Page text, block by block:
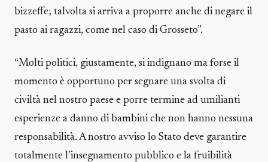
bizzeffe; talvolta si arriva a proporre anche di negare il
pasto ai ragazzi, come nel caso di Grosseto”.
“Molti politici, giustamente, si indignano ma forse il
momento è opportuno per segnare una svolta di
civiltà nel nostro paese e porre termine ad umilianti
esperienze a danno di bambini che non hanno nessuna
responsabilità. A nostro avviso lo Stato deve garantire
totalmente l’insegnamento pubblico e la fruibilità